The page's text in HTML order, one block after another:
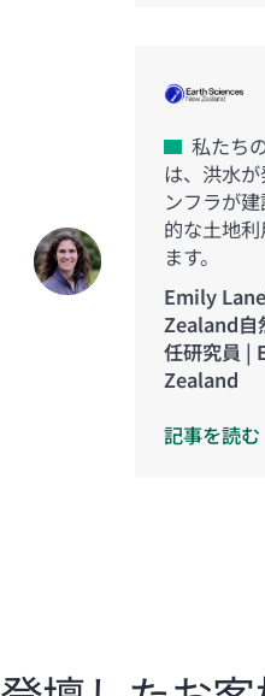
私たち
は、洪水
ンフラが
的な土地
ます。
Emily
Zealand自
任研究員 |
Zealand
記事を読む